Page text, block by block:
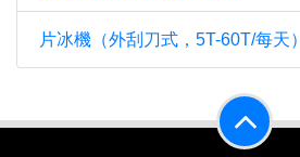
片冰機（外刮刀式，5T-60T/每天）